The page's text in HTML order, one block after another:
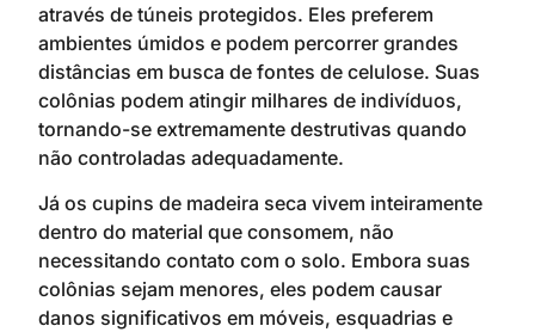
através de túneis protegidos. Eles preferem
ambientes úmidos e podem percorrer grandes
distâncias em busca de fontes de celulose. Suas
colônias podem atingir milhares de indivíduos,
tornando-se extremamente destrutivas quando
não controladas adequadamente.
Já os cupins de madeira seca vivem inteiramente
dentro do material que consomem, não
necessitando contato com o solo. Embora suas
colônias sejam menores, eles podem causar
danos significativos em móveis, esquadrias e